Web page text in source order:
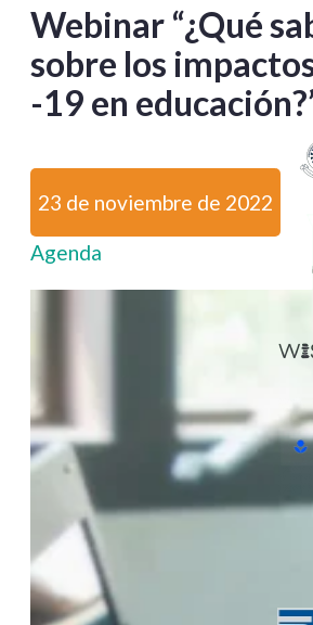
Webinar “¿Qué
sobre los
-19 en
23 de noviembre de 2022
Agenda